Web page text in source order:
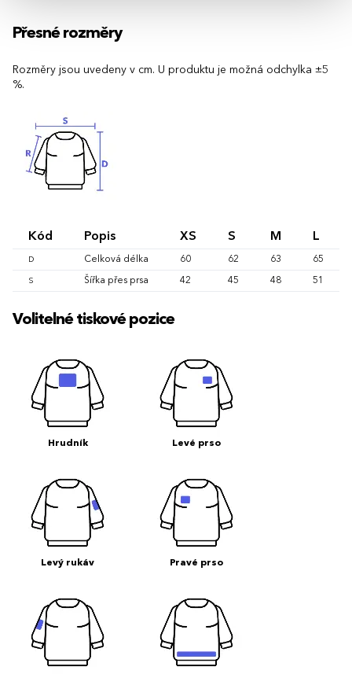
Přesné rozměry
Rozměry jsou uvedeny v cm. U produktu je možná odchylka ±5
%.
Kód Popis XS S M L
D Celková délka 60 62 63 65
S Šířka přes prsa 42 45 48 51
Volitelné tiskové pozice
Hrudník Levé prso
Levý rukáv Pravé prso